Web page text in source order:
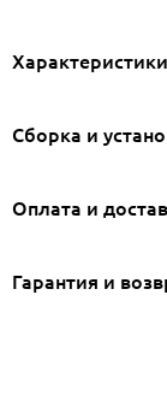
Сборка и
Оплата и
Гарантия и